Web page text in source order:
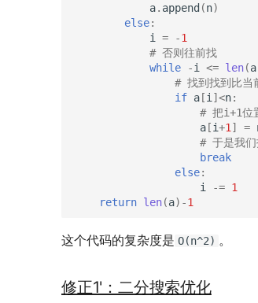
a. append(n)
else:
i
= -1
# 否则往前找
while
-i <= len(a
# 找到找到比当
if a[i ]<n:
# 把i+1位
a[i+1 ] =
# 于是我们
break
else:
i
-= 1
return len(a) -1
这个代码的复杂度是 O(n^2) 。
修正1'：二分搜索优化